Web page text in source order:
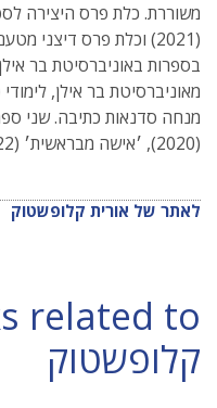
משוררת. כלת פרס היצירה
בספרות באוניברסיטת בר
מאוניברסיטת בר אילן,
מנחה סדנאות כתיבה. שני
(2020), ׳אישה מבראשית׳ (2022). צילום: ורד שמחון
לאתר של אורית קלופשטוק
קלופשטוק